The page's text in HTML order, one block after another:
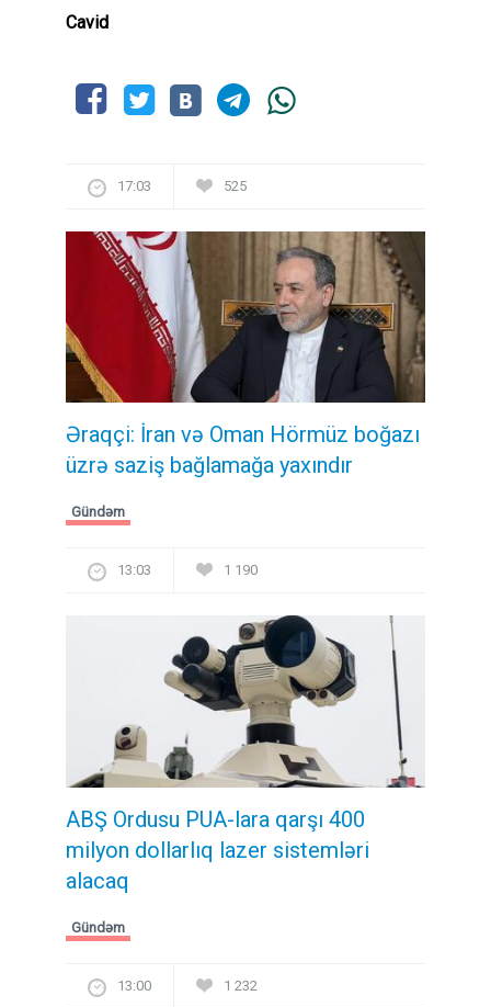
Cavid
17:03 525
Əraqçi: İran və Oman Hörmüz boğazı
üzrə saziş bağlamağa yaxındır
Gündəm
13:03 1 190
ABŞ Ordusu PUA-lara qarşı 400
milyon dollarlıq lazer sistemləri
alacaq
Gündəm
13:00 1 232